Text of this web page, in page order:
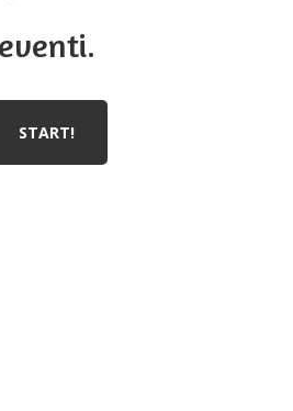
eventi.
START!